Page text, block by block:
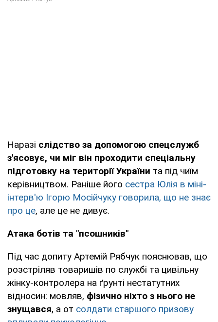
Наразі слідство за допомогою спецслужб
з'ясовує, чи міг він проходити спеціальну
підготовку на території України та під чиїм
керівництвом. Раніше його сестра Юлія в міні-
інтерв'ю Ігорю Мосійчуку говорила, що не знає
про це, але це не дивує.
Атака ботів та "псошників"
Під час допиту Артемій Рябчук пояснював, що
розстріляв товаришів по службі та цивільну
жінку-контролера на ґрунті нестатутних
відносин: мовляв, фізично ніхто з нього не
знущався, а от солдати старшого призову